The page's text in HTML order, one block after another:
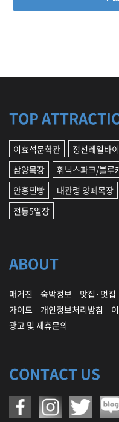
TOP
이효석문학관 정선레일바
삼양목장
휘닉스파크/블루
안흥찐빵
대관령 양떼목장
전통5일장
ABOUT
매거진 숙박정보 맛집·멋집
가이드
개인정보처리방침
광고 및 제휴문의
CONTACT US